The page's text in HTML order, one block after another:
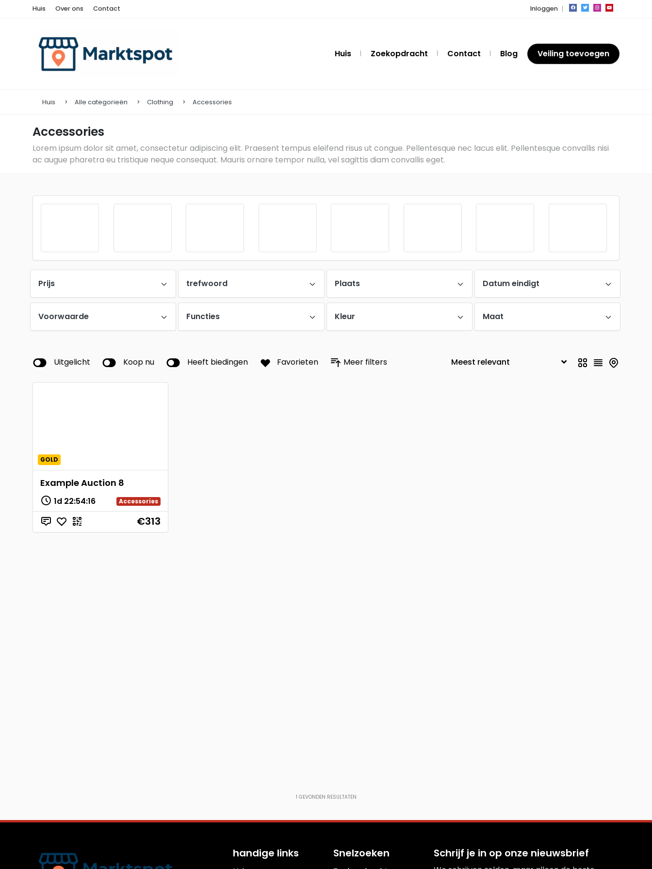
Huis Over ons Contact Inloggen
Huis Zoekopdracht Contact Blog Veiling toevoegen
Huis Alle categorieën Clothing Accessories
Accessories
Lorem ipsum dolor sit amet, consectetur adipiscing elit. Praesent tempus eleifend risus ut congue. Pellentesque nec lacus elit. Pellentesque convallis nisi
ac augue pharetra eu tristique neque consequat. Mauris ornare tempor nulla, vel sagittis diam convallis eget.
Prijs trefwoord Plaats Datum eindigt
Voorwaarde Functies Kleur Maat
Uitgelicht Koop nu Heeft biedingen Favorieten Meer filters
GOLD
Example Auction 8
1d 22:54:15 Accessories
€313
1 GEVONDEN RESULTATEN
handige links Snelzoeken Schrijf je in op onze nieuwsbrief